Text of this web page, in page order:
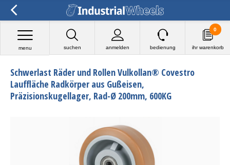
suchen anmelden
menu bedienung ihr warenkorb
0
Schwerlast Räder und Rollen Vulkollan® Covestro
Lauffläche Radkörper aus Gußeisen,
Präzisionskugellager, Rad-Ø 200mm, 600KG